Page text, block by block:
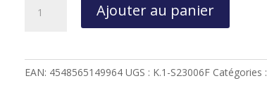
Ajouter au panier
EAN: 4548565149964 UGS : K.1-S23006F Catégories :